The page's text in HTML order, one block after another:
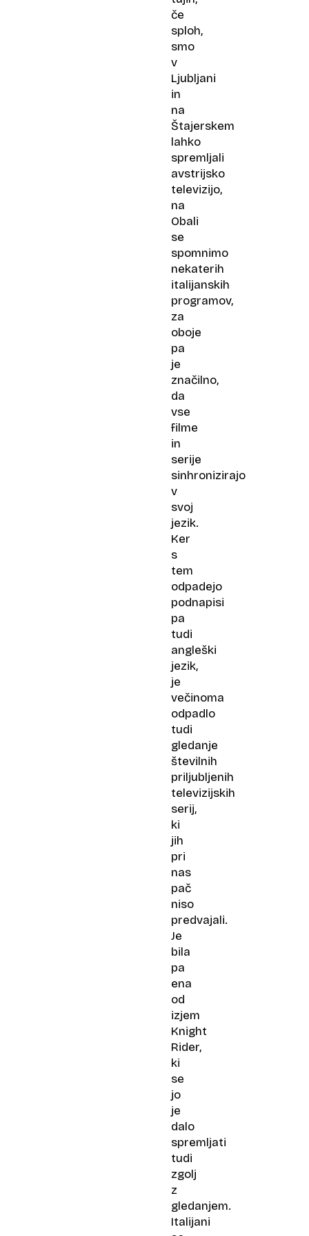
če
sploh,
smo
v
Ljubljani
in
na
Štajerskem
lahko
spremljali
avstrijsko
televizijo,
na
Obali
se
spomnimo
nekaterih
italijanskih
programov,
za
oboje
pa
je
značilno,
da
vse
filme
in
serije
sinhronizirajo
v
svoj
jezik.
Ker
s
tem
odpadejo
podnapisi
pa
tudi
angleški
jezik,
je
večinoma
odpadlo
tudi
gledanje
številnih
priljubljenih
televizijskih
serij,
ki
jih
pri
nas
pač
niso
predvajali.
Je
bila
pa
ena
od
izjem
Knight
Rider,
ki
se
jo
je
dalo
spremljati
tudi
zgolj
z
gledanjem.
Italijani